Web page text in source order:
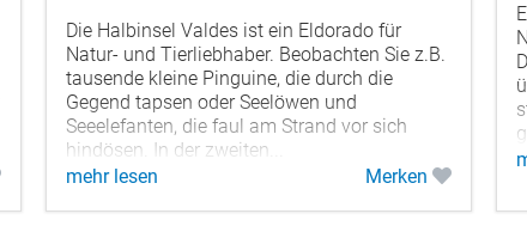
Die Halbinsel Valdes ist ein Eldorado für
Natur- und Tierliebhaber. Beobachten Sie z.B.
tausende kleine Pinguine, die durch die
Gegend tapsen oder Seelöwen und
Seeelefanten, die faul am Strand vor sich
hindösen. In der zweiten...
mehr lesen
Merken